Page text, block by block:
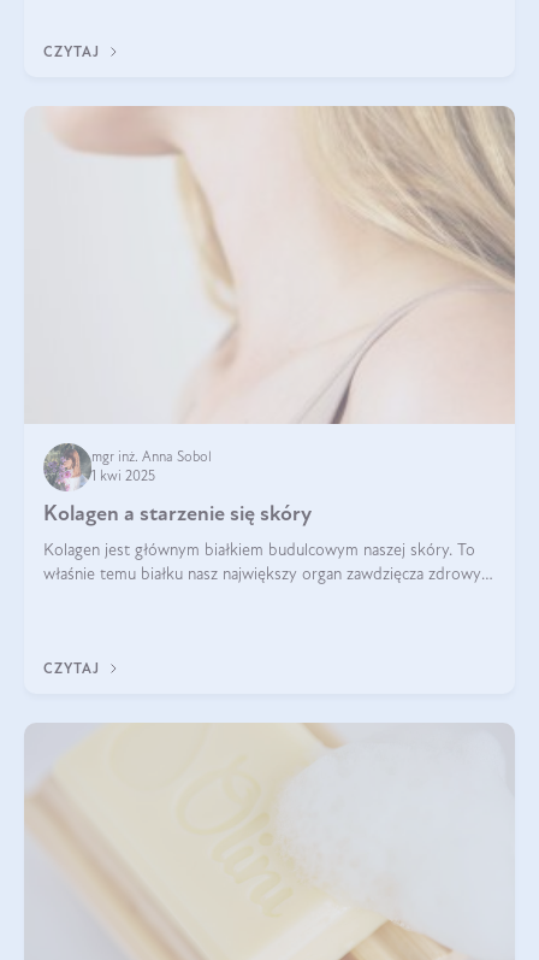
CZYTAJ
mgr inż. Anna Sobol
1 kwi 2025
Kolagen a starzenie się skóry
Kolagen jest głównym białkiem budulcowym naszej skóry. To
właśnie temu białku nasz największy organ zawdzięcza zdrowy
CZYTAJ